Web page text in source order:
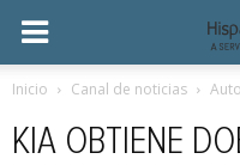
Inicio Canal de noticias
KIA OBTIENE